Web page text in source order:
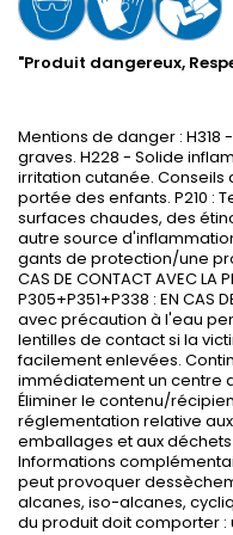
"Produit dangereux,
Mentions de danger :
graves. H228 - Solide
irritation cutanée. Conseils
portée des enfants. P210 :
surfaces chaudes, des
autre source
gants de protection/une
CAS DE CONTACT AVEC
P305+P351+P338 : EN CAS
avec précaution à l'eau
lentilles de contact si la
facilement enlevées.
immédiatement un centre
Éliminer le contenu/
réglementation relative
emballages et aux
Informations
peut provoquer
alcanes, iso-alcanes,
du produit doit comporter :